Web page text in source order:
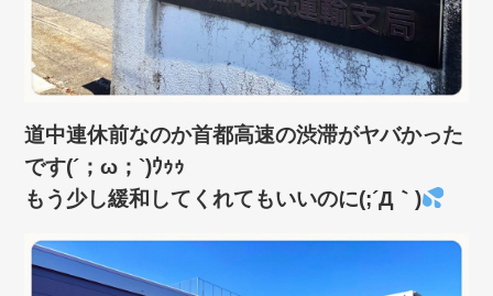
道中連休前なのか首都高速の渋滞がヤバかった
です(´；ω；`)ｳｩｩ
もう少し緩和してくれてもいいのに(;´Д｀)